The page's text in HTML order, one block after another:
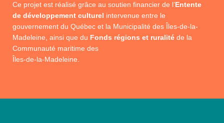
Ce projet est réalisé grâce au soutien financier de l’Entente
de développement culturel intervenue entre le
gouvernement du Québec et la Municipalité des Îles-de-la-
Madeleine, ainsi que du Fonds régions et ruralité de la
Communauté maritime des
Îles-de-la-Madeleine.